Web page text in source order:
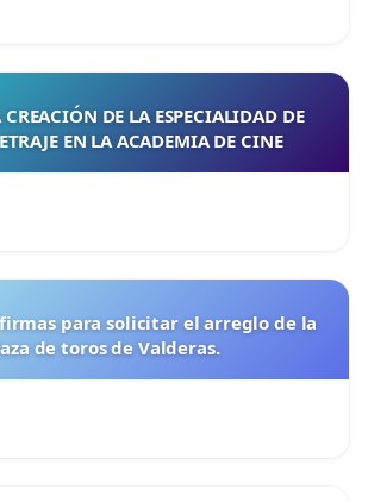
DE LA ESPECIALIDAD DE
EN LA ACADEMIA DE CINE
para solicitar el arreglo de la
de toros de Valderas.